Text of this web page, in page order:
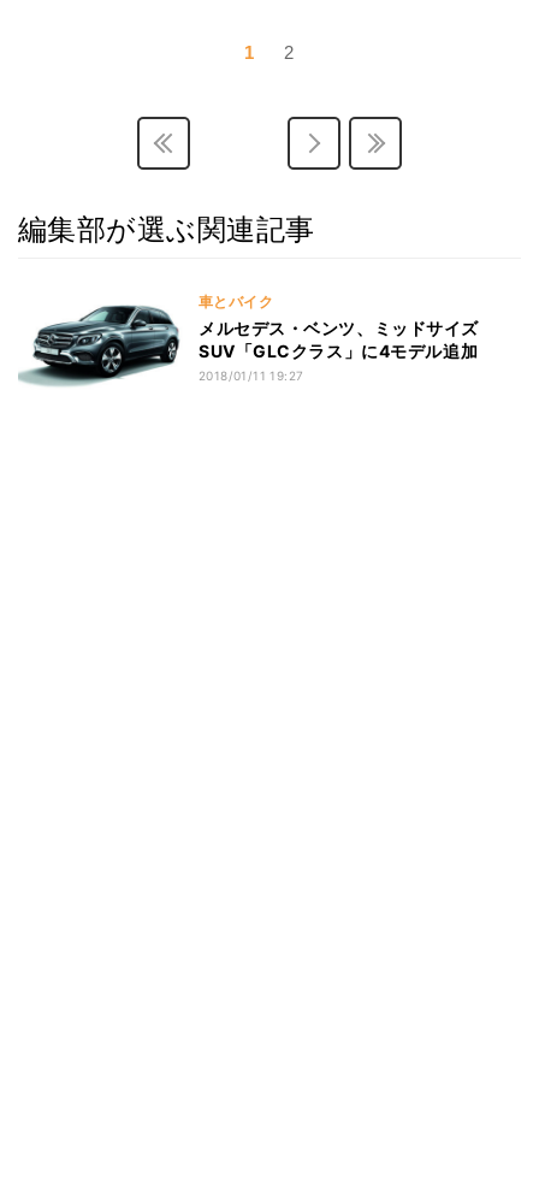
1 2
編集部が選ぶ関連記事
車とバイク
メルセデス・ベンツ、ミッドサイズ
SUV「GLCクラス」に4モデル追加
2018/01/11 19:27